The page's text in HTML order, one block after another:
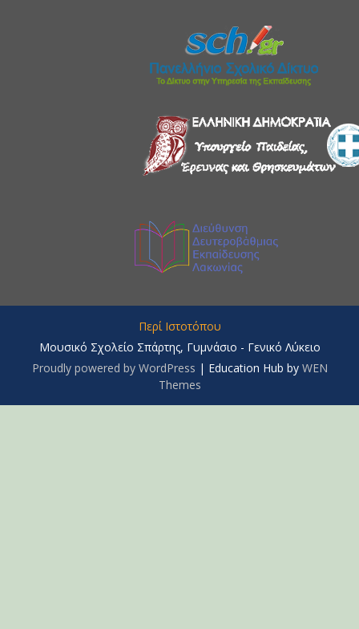
Περί Ιστοτόπου
Μουσικό Σχολείο Σπάρτης, Γυμνάσιο - Γενικό Λύκειο
Proudly powered by WordPress | Education Hub by WEN
Themes